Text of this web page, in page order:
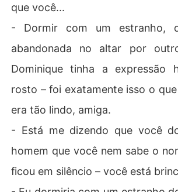
que você...
- Dormir com um estranho,
abandonada no altar por
Dominique tinha a expressão
rosto – foi exatamente isso o
era tão lindo, amiga.
- Está me dizendo que você
homem que você nem sabe o
ficou em silêncio – você está